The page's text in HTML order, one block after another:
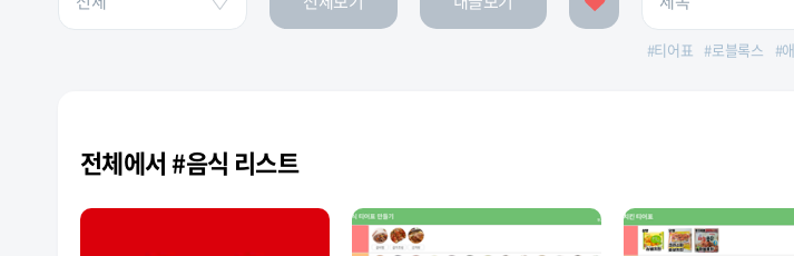
#티어표 #로블록스 #
전체에서 #음식 리스트